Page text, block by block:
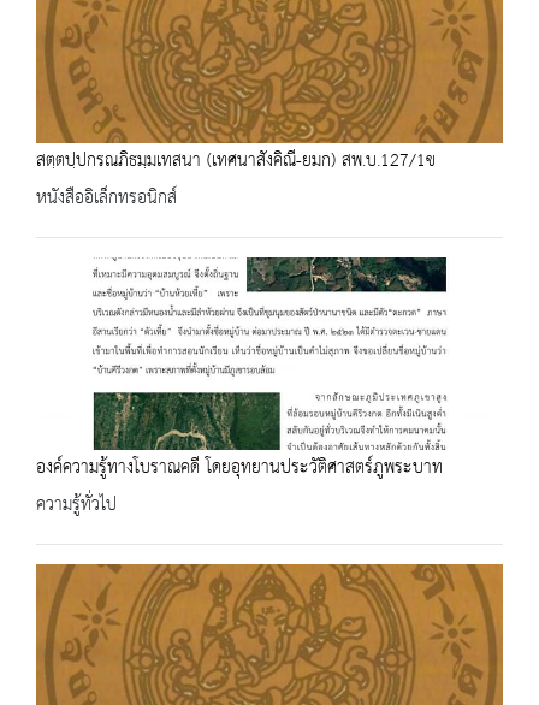
สตฺตปฺปกรณภิธมฺมเทสนา (เทศนาสังคิณี-ยมก) สพ.บ.127/1ข
หนังสืออิเล็กทรอนิกส์
องค์ความรู้ทางโบราณคดี โดยอุทยานประวัติศาสตร์ภูพระบาท
ความรู้ทั่วไป